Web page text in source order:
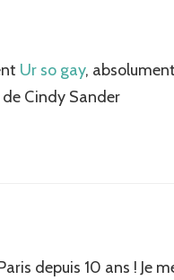
Ur so gay,
Cindy Sander
depuis 10 ans ! Je